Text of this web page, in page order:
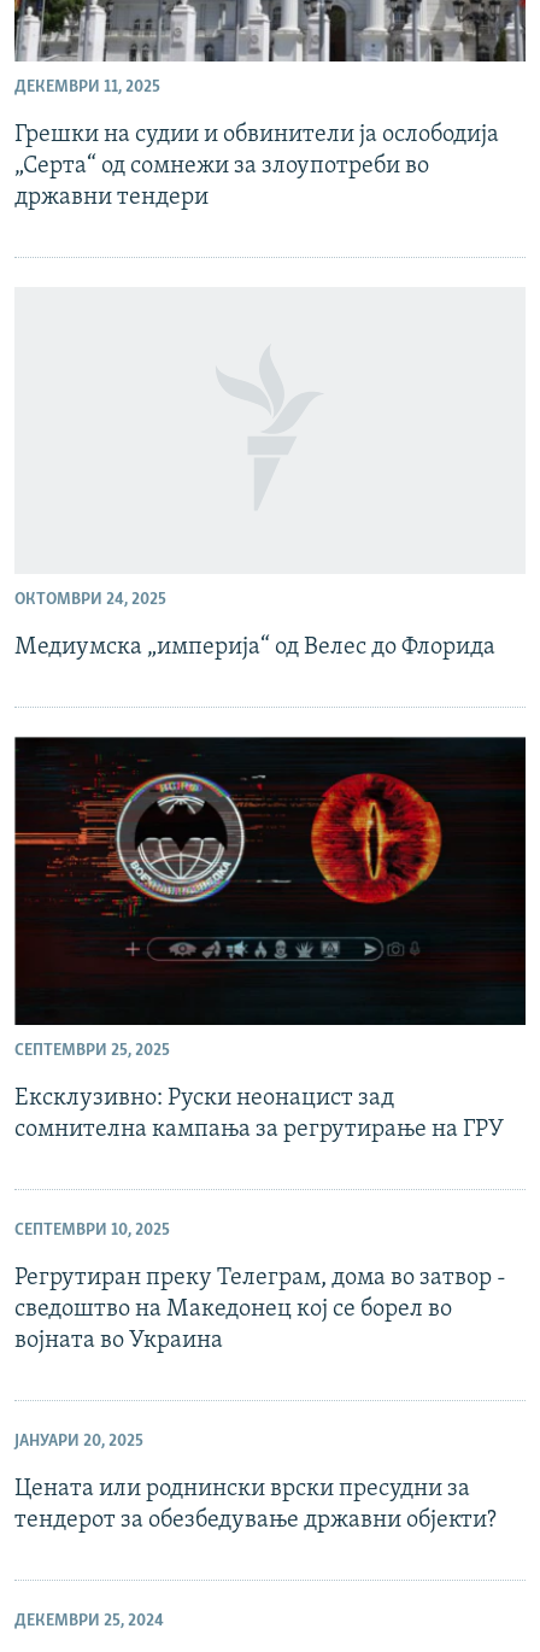
ДЕКЕМВРИ 11, 2025
Грешки на судии и обвинители ја ослободија
„Серта“ од сомнежи за злоупотреби во
државни тендери
ОКТОМВРИ 24, 2025
Медиумска „империја“ од Велес до Флорида
СЕПТЕМВРИ 25, 2025
Ексклузивно: Руски неонацист зад
сомнителна кампања за регрутирање на ГРУ
СЕПТЕМВРИ 10, 2025
Регрутиран преку Телеграм, дома во затвор -
сведоштво на Македонец кој се борел во
војната во Украина
ЈАНУАРИ 20, 2025
Цената или роднински врски пресудни за
тендерот за обезбедување државни објекти?
ДЕКЕМВРИ 25, 2024